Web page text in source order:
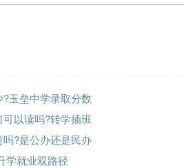
玉垒中学录取分数
以读吗?转学插班
?是公办还是民办
学就业双路径